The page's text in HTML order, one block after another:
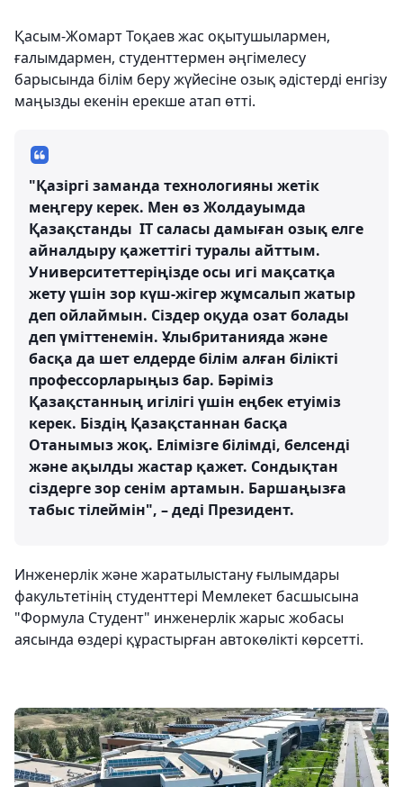
Қасым-Жомарт Тоқаев жас оқытушылармен,
ғалымдармен, студенттермен әңгімелесу
барысында білім беру жүйесіне озық әдістерді енгізу
маңызды екенін ерекше атап өтті.
"Қазіргі заманда технологияны жетік
меңгеру керек. Мен өз Жолдауымда
Қазақстанды IT саласы дамыған озық елге
айналдыру қажеттігі туралы айттым.
Университеттеріңізде осы игі мақсатқа
жету үшін зор күш-жігер жұмсалып жатыр
деп ойлаймын. Сіздер оқуда озат болады
деп үміттенемін. Ұлыбританияда және
басқа да шет елдерде білім алған білікті
профессорларыңыз бар. Бәріміз
Қазақстанның игілігі үшін еңбек етуіміз
керек. Біздің Қазақстаннан басқа
Отанымыз жоқ. Елімізге білімді, белсенді
және ақылды жастар қажет. Сондықтан
сіздерге зор сенім артамын. Баршаңызға
табыс тілеймін", – деді Президент.
Инженерлік және жаратылыстану ғылымдары
факультетінің студенттері Мемлекет басшысына
"Формула Студент" инженерлік жарыс жобасы
аясында өздері құрастырған автокөлікті көрсетті.